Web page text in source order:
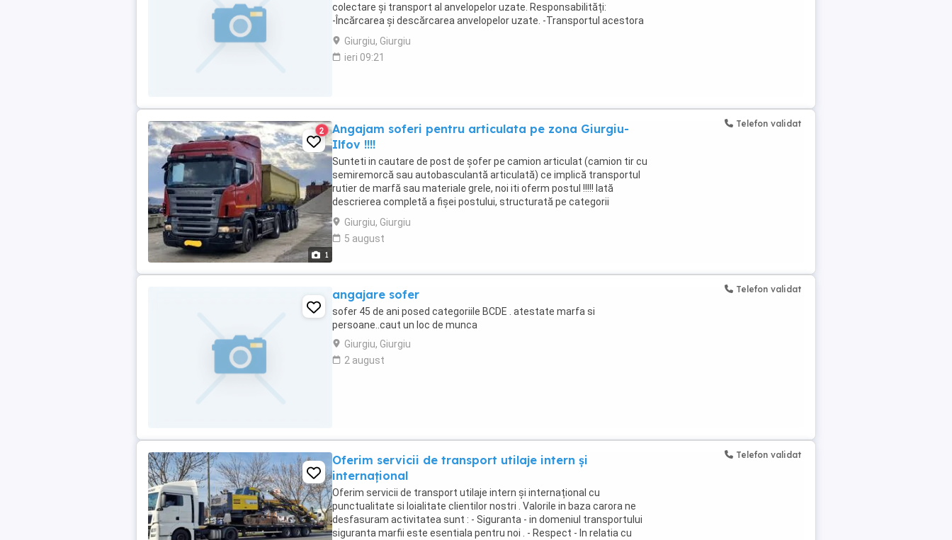
colectare și transport al anvelopelor uzate. Responsabilități:
-Încărcarea și descărcarea anvelopelor uzate. -Transportul acestora
conform traseelor stabilite. -Menținerea ...
Giurgiu, Giurgiu
ieri 09:21
1
2
Angajam soferi pentru articulata pe zona Giurgiu-
Ilfov !!!!
Sunteti in cautare de post de șofer pe camion articulat (camion tir cu
semiremorcă sau autobasculantă articulată) ce implică transportul
rutier de marfă sau materiale grele, noi iti oferm postul !!!!! Iată
descrierea completă a fișei postului, structurată pe categorii
principale: ...
Giurgiu, Giurgiu
5 august
Telefon validat
angajare sofer
sofer 45 de ani posed categoriile BCDE . atestate marfa si
persoane..caut un loc de munca
Giurgiu, Giurgiu
2 august
Telefon validat
Oferim servicii de transport utilaje intern și
internațional
Oferim servicii de transport utilaje intern și internațional cu
punctualitate si loialitate clientilor nostri . Valorile in baza carora ne
desfasuram activitatea sunt : - Siguranta - in domeniul transportului
siguranta marfii este esentiala pentru noi . - Respect - In relatia cu
Telefon validat